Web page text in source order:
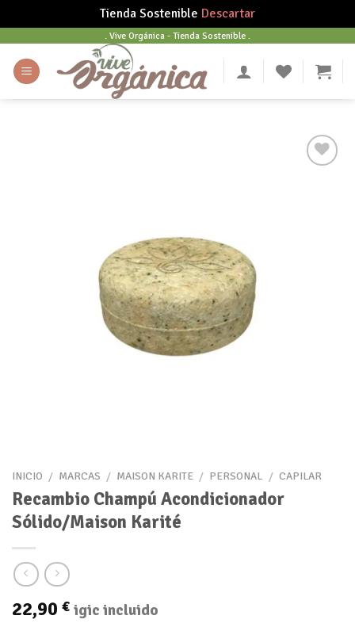
Tienda Sostenible Descartar
content
. Vive Orgánica - Tienda Sostenible .
INICIO / MARCAS / MAISON KARITE / PERSONAL / CAPILAR
Recambio Champú Acondicionador
Sólido/Maison Karité
22,90 € igic incluido